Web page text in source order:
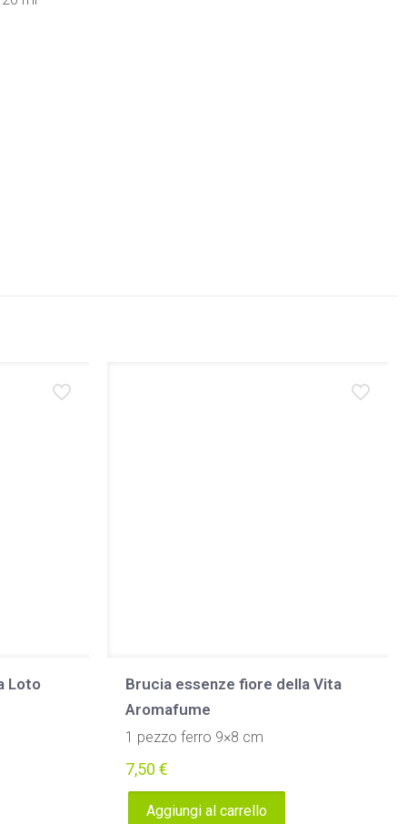
Loto
Brucia essenze fiore della Vita
Aromafume
1 pezzo ferro 9×8 cm
7,50 €
Aggiungi al carrello